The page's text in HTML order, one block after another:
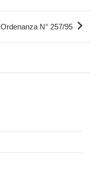
Ordenanza N° 257/95